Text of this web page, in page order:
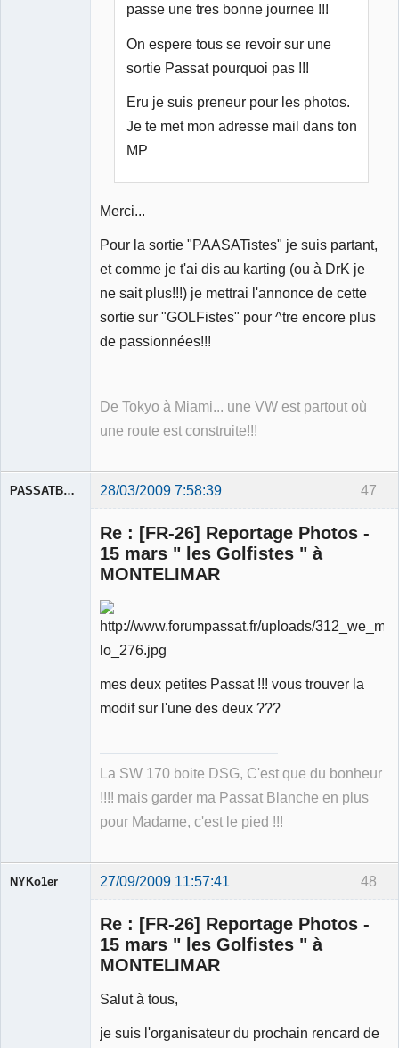
passe une tres bonne journee !!!
On espere tous se revoir sur une
sortie Passat pourquoi pas !!!
Eru je suis preneur pour les photos.
Je te met mon adresse mail dans ton
MP
Merci...
Pour la sortie "PAASATistes" je suis partant,
et comme je t'ai dis au karting (ou à DrK je
ne sait plus!!!) je mettrai l'annonce de cette
sortie sur "GOLFistes" pour ^tre encore plus
de passionnées!!!
De Tokyo à Miami... une VW est partout où
une route est construite!!!
47
PASSATBLANCHE 28/03/2009 7:58:39
Re : [FR-26] Reportage Photos -
15 mars " les Golfistes " à
MONTELIMAR
mes deux petites Passat !!! vous trouver la
modif sur l'une des deux ???
La SW 170 boite DSG, C'est que du bonheur
!!!! mais garder ma Passat Blanche en plus
pour Madame, c'est le pied !!!
48
NYKo1er 27/09/2009 11:57:41
Re : [FR-26] Reportage Photos -
15 mars " les Golfistes " à
MONTELIMAR
Salut à tous,
je suis l'organisateur du prochain rencard de